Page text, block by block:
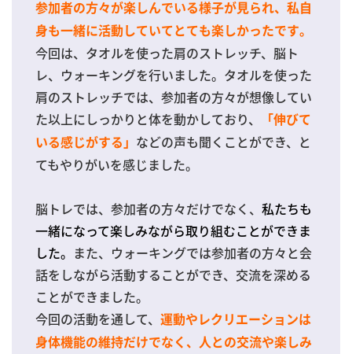
参加者の方々が楽しんでいる様子が見られ、私自
身も一緒に活動していてとても楽しかったです。
今回は、タオルを使った肩のストレッチ、脳ト
レ、ウォーキングを行いました。タオルを使った
肩のストレッチでは、参加者の方々が想像してい
た以上にしっかりと体を動かしており、
「伸びて
いる感じがする」 などの声も聞くことができ、と
てもやりがいを感じました。
脳トレでは、参加者の方々だけでなく、 私たちも
一緒になって楽しみながら取り組むことができま
した。 また、ウォーキングでは参加者の方々と会
話をしながら活動することができ、交流を深める
ことができました。
今回の活動を通して、
運動やレクリエーションは
身体機能の維持だけでなく、人との交流や楽しみ